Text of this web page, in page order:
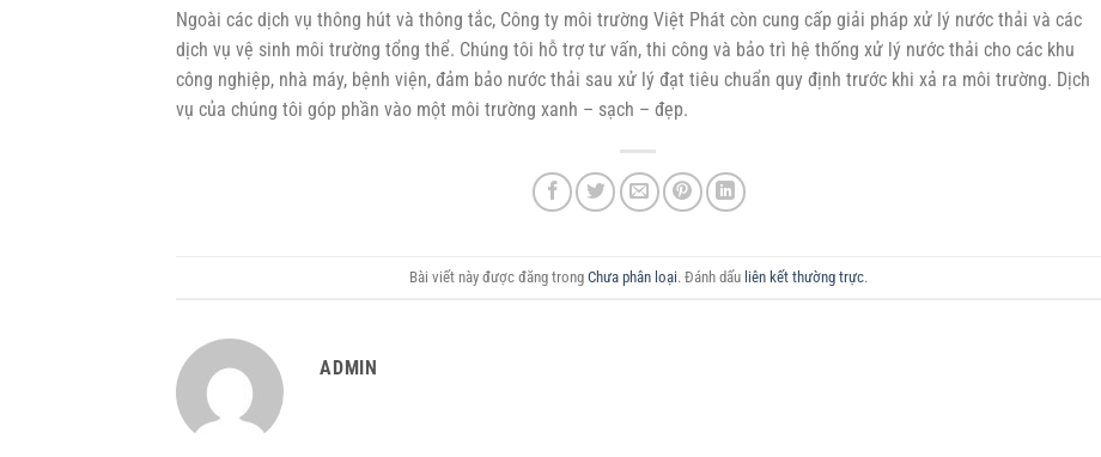
Ngoài các dịch vụ thông hút và thông tắc, Công ty môi trường Việt Phát còn cung cấp giải pháp xử lý nước thải và các
dịch vụ vệ sinh môi trường tổng thể. Chúng tôi hỗ trợ tư vấn, thi công và bảo trì hệ thống xử lý nước thải cho các khu
công nghiệp, nhà máy, bệnh viện, đảm bảo nước thải sau xử lý đạt tiêu chuẩn quy định trước khi xả ra môi trường. Dịch
vụ của chúng tôi góp phần vào một môi trường xanh – sạch – đẹp.
Bài viết này được đăng trong Chưa phân loại. Đánh dấu liên kết thường trực.
ADMIN